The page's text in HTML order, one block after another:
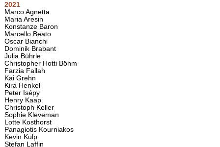
2021
Marco Agnetta
Maria Aresin
Konstanze Baron
Marcello Beato
Oscar Bianchi
Dominik Brabant
Julia Bührle
Christopher Hotti Böhm
Farzia Fallah
Kai Grehn
Kira Henkel
Peter Isépy
Henry Kaap
Christoph Keller
Sophie Kleveman
Lotte Kosthorst
Panagiotis Kourniakos
Kevin Kulp
Stefan Laffin